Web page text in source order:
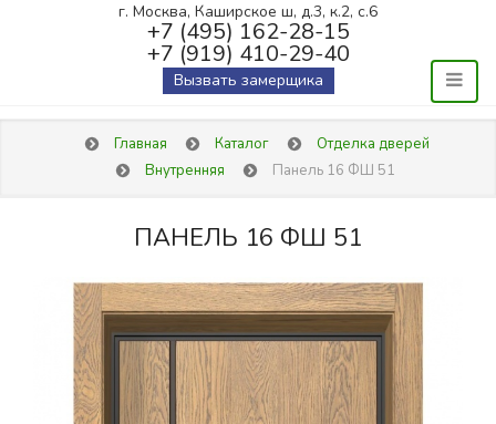
г. Москва, Каширское ш, д.3, к.2, с.6
+7 (495) 162-28-15
+7 (919) 410-29-40
Вызвать замерщика
Главная Каталог
Отделка дверей
Внутренняя
Панель 16 ФШ 51
ПАНЕЛЬ 16 ФШ 51